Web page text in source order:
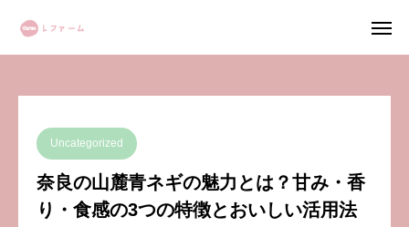
レファームHOME 奈良の山麓青ネギの魅力とは？甘み・香り・食感の3つの特徴とおいしい活用法
Uncategorized
奈良の山麓青ネギの魅力とは？甘み・香
り・食感の3つの特徴とおいしい活用法
カート